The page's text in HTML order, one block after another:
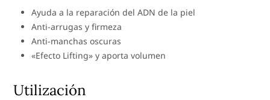
Ayuda a la reparación del ADN de la piel
Anti-arrugas y firmeza
Anti-manchas oscuras
«Efecto Lifting» y aporta volumen
Utilización